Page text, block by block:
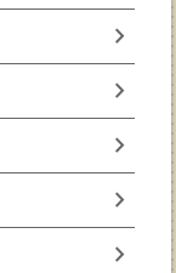
chevron_right
chevron_right
chevron_right
chevron_right
chevron_right